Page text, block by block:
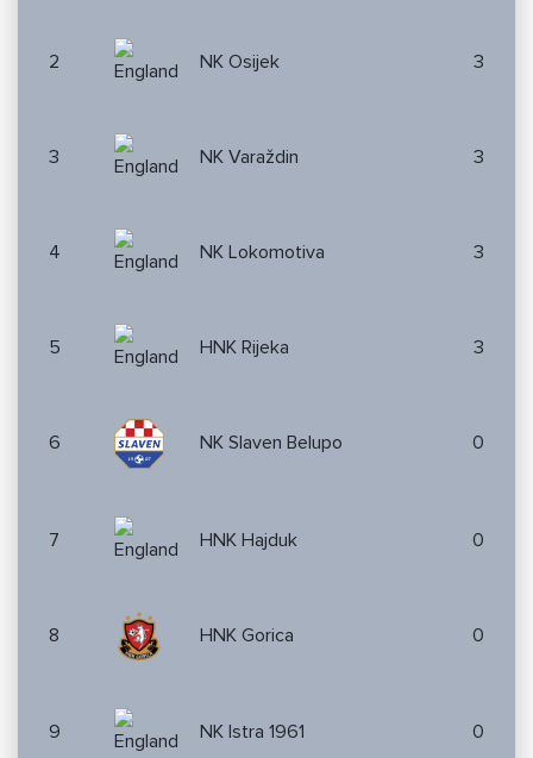
2 NK Osijek 3
3 NK Varaždin 3
4 NK Lokomotiva 3
5 HNK Rijeka 3
6 NK Slaven Belupo 0
7 HNK Hajduk 0
8 HNK Gorica 0
9 NK Istra 1961 0